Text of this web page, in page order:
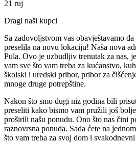
21 ruj
Dragi naši kupci
Sa zadovoljstvom vas obavještavamo
preselila na novu lokaciju! Naša nova
Pula. Ovo je uzbudljiv trenutak za nas,
vam sve što vam treba za kućanstvo,
školski i uredski pribor, pribor za
mnoge druge potrepštine.
Nakon što smo dugi niz godina bili
preseliti kako bismo vam pružili još
proširili našu ponudu. Ono što nas čini
raznovrsna ponuda. Sada ćete na
što vam treba za svoj dom i